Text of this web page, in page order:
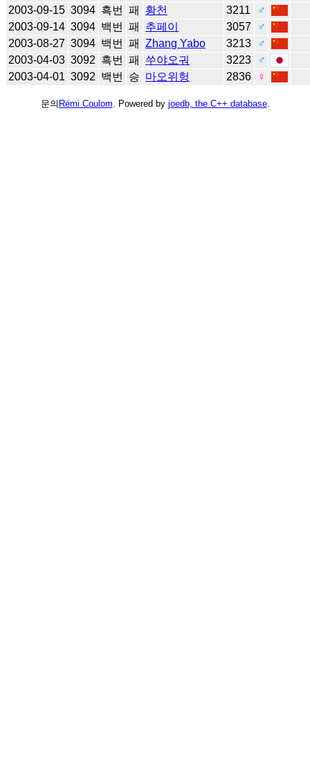
2003-09-15 3094 흑번 패 황천 3211
♂
2003-09-14 3094 백번 패 추페이 3057
♂
2003-08-27 3094 백번 패 Zhang Yabo 3213
♂
2003-04-03 3092 흑번 패 쑤야오궈 3223
♂
2003-04-01 3092 백번 승 마오위헝 2836 ♀
문의 Rémi Coulom . Powered by joedb, the C++ database.